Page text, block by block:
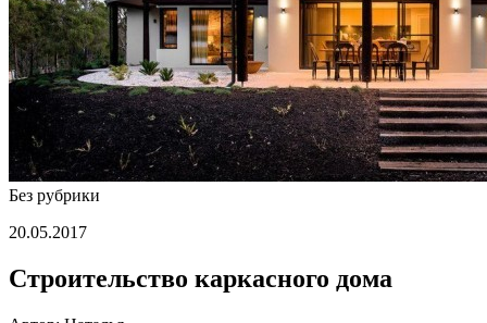
Без рубрики
20.05.2017
Строительство каркасного дома